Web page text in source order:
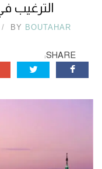
الترغيب
BY BOUTAHAR
SHARE: